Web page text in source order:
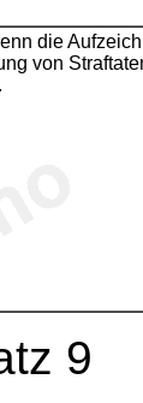
die
von
9